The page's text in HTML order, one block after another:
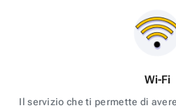
Wi-Fi
Il servizio che ti permette di